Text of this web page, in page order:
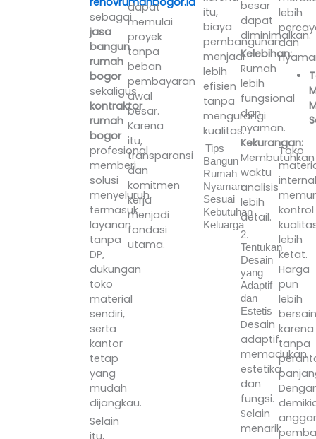
sebagai
jasa
bangun
rumah
bogor
sekaligus
kontraktor
rumah
bogor
profesional
memberi
solusi
menyeluruh,
termasuk
layanan
tanpa
DP,
dukungan
toko
material
sendiri,
serta
kantor
tetap
yang
mudah
dijangkau.
Selain
itu,
dapat
memulai
proyek
tanpa
beban
pembayaran
awal
besar.
Karena
itu,
transparansi
dan
komitmen
kerja
menjadi
fondasi
utama.
itu,
biaya
pembangunan
menjadi
lebih
efisien
tanpa
mengurangi
kualitas.
Tips
Bangun
Rumah
Nyaman
Sesuai
Kebutuhan
Keluarga
besar
dapat
diminimalkan.
Kelebihan:
Rumah
lebih
fungsional
dan
nyaman.
Kekurangan:
Membutuhkan
waktu
analisis
lebih
detail.
2.
Tentukan
Desain
yang
Adaptif
dan
Estetis
Desain
adaptif
memadukan
estetika
dan
fungsi.
Selain
menarik
lebih
dan
Toko
internal
kontrol
lebih
ketat.
Harga
pun
lebih
karena
tanpa